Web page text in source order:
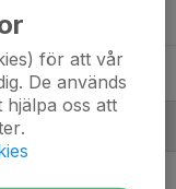
för att vår
De används
oss att